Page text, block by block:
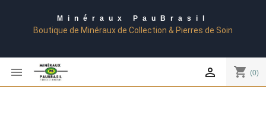
Minéraux PauBrasil
Boutique de Minéraux de Collection & Pierres de Soin
 shopping_cart (0)
